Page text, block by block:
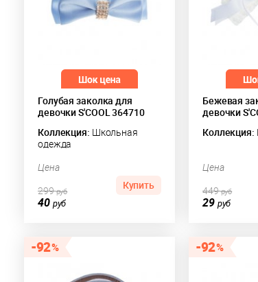
Голубая заколка для
девочки S'COOL 364710
Коллекция: Школьная
одежда
Цена
40 руб
299руб Купить
Бежевая
девочки
Коллекция:
Цена
29 руб
449руб
92 92